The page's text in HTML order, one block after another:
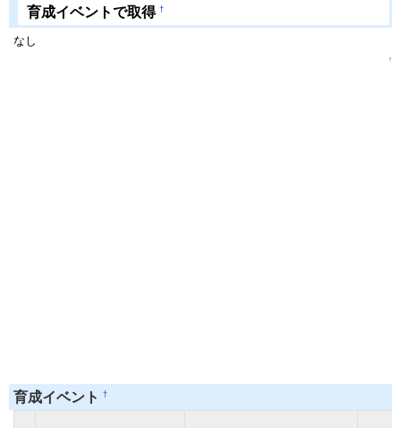
育成イベントで取得 †
なし
↑
育成イベント †